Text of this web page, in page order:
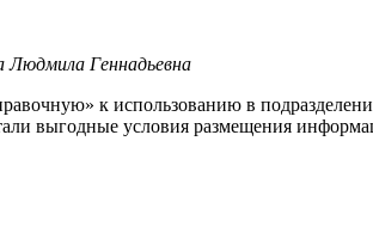
Геннадьевна
к использованию в
выгодные условия размещения